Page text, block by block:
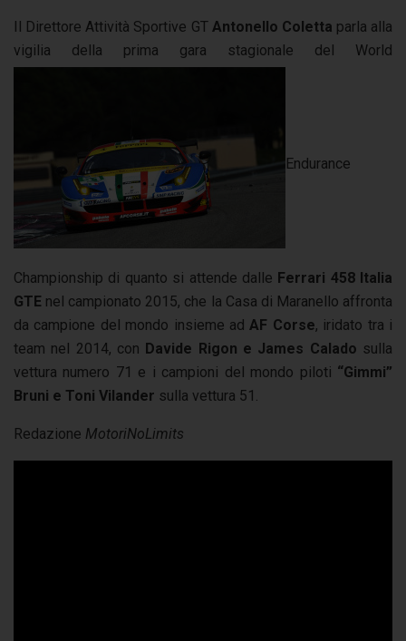
Il Direttore Attività Sportive GT Antonello Coletta parla alla
vigilia della prima gara stagionale del World
Endurance
Championship di quanto si attende dalle Ferrari 458 Italia
GTE nel campionato 2015, che la Casa di Maranello affronta
da campione del mondo insieme ad AF Corse, iridato tra i
team nel 2014, con Davide Rigon e James Calado sulla
vettura numero 71 e i campioni del mondo piloti “Gimmi”
Bruni e Toni Vilander sulla vettura 51.
Redazione MotoriNoLimits